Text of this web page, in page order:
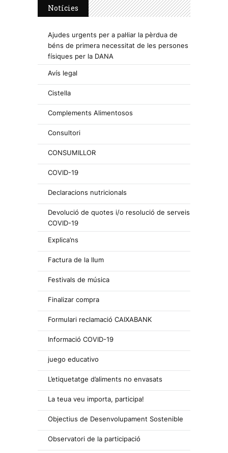
Notícies
Ajudes urgents per a pal·liar la pèrdua de
béns de primera necessitat de les persones
físiques per la DANA
Avís legal
Cistella
Complements Alimentosos
Consultori
CONSUMILLOR
COVID-19
Declaracions nutricionals
Devolució de quotes i/o resolució de serveis
COVID-19
Explica’ns
Factura de la llum
Festivals de música
Finalizar compra
Formulari reclamació CAIXABANK
Informació COVID-19
juego educativo
L’etiquetatge d’aliments no envasats
La teua veu importa, participa!
Objectius de Desenvolupament Sostenible
Observatori de la participació